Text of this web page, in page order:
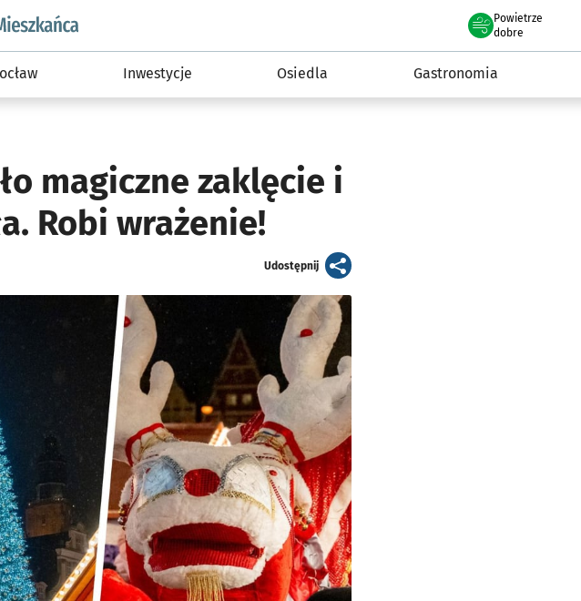
podserwis: Dla mieszkańca
Powietrze
we Wrocławiu
dobre
Inwestycje Osiedla Gastronomia
magiczne zaklęcie i
Robi wrażenie!
Udostępnijartykuł